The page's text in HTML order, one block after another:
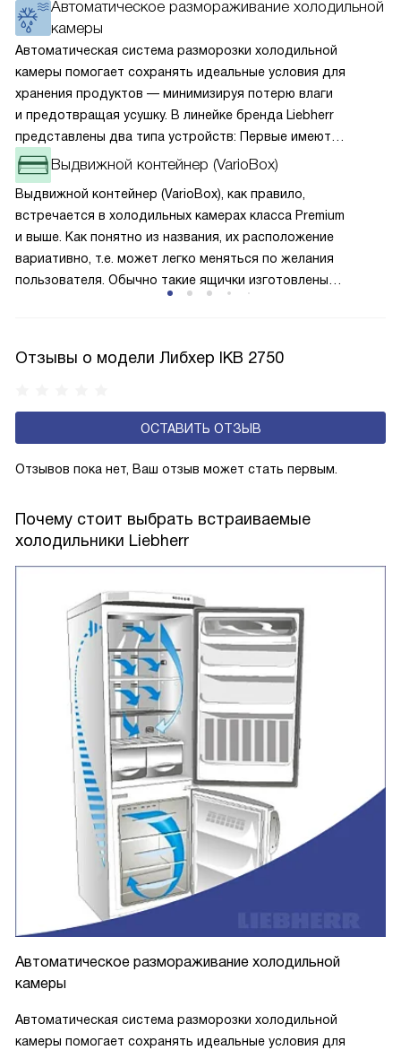
Автоматическое размораживание холодильной
камеры
Автоматическая система разморозки холодильной
камеры помогает сохранять идеальные условия для
хранения продуктов — минимизируя потерю влаги
и предотвращая усушку. В линейке бренда Liebherr
представлены два типа устройств: Первые имеют
открытую заднюю стенку, на которой при высокой
влажности может образовываться конденсат — это
естественный физический процесс. Второй тип — модели
с панелью, выполняющей функцию «сухой стенки». Такие
устройства обеспечивают более комфортную
эксплуатацию и чаще всего оснащены нулевой зоной
свежести BioFresh 0°C. Они встречаются в сериях Plus,
Выдвижной контейнер (VarioBox)
Выдвижной контейнер (VarioBox), как правило,
встречается в холодильных камерах класса Premium
и выше. Как понятно из названия, их расположение
вариативно, т.е. может легко меняться по желания
пользователя. Обычно такие ящички изготовлены
вещей, например масла или баночек йогурта. Зачастую
Отзывы о модели Либхер IKB 2750
ОСТАВИТЬ ОТЗЫВ
Отзывов пока нет, Ваш отзыв может стать первым.
Почему стоит выбрать встраиваемые
холодильники Liebherr
Автоматическое размораживание холодильной
камеры
Автоматическая система разморозки холодильной
камеры помогает сохранять идеальные условия для